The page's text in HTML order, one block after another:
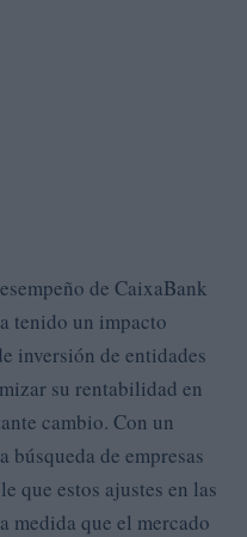
de CaixaBank
tenido un impacto
inversión de entidades
su rentabilidad en
cambio. Con un
de empresas
que estos ajustes en las
medida que el mercado